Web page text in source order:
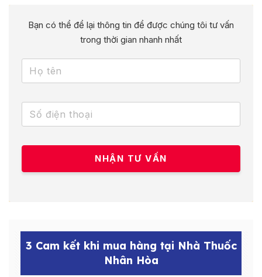
Bạn có thể để lại thông tin để được chúng tôi tư vấn
trong thời gian nhanh nhất
3 Cam kết khi mua hàng tại Nhà Thuốc
Nhân Hòa